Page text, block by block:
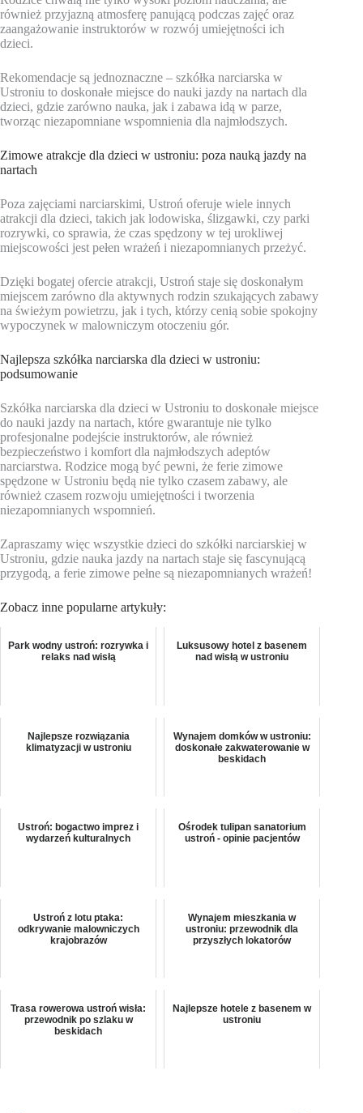
również przyjazną atmosferę panującą podczas zajęć oraz
zaangażowanie instruktorów w rozwój umiejętności ich
dzieci.
Rekomendacje są jednoznaczne – szkółka narciarska w
Ustroniu to doskonałe miejsce do nauki jazdy na nartach dla
dzieci, gdzie zarówno nauka, jak i zabawa idą w parze,
tworząc niezapomniane wspomnienia dla najmłodszych.
Zimowe atrakcje dla dzieci w ustroniu: poza nauką jazdy na
nartach
Poza zajęciami narciarskimi, Ustroń oferuje wiele innych
atrakcji dla dzieci, takich jak lodowiska, ślizgawki, czy parki
rozrywki, co sprawia, że czas spędzony w tej urokliwej
miejscowości jest pełen wrażeń i niezapomnianych przeżyć.
Dzięki bogatej ofercie atrakcji, Ustroń staje się doskonałym
miejscem zarówno dla aktywnych rodzin szukających zabawy
na świeżym powietrzu, jak i tych, którzy cenią sobie spokojny
wypoczynek w malowniczym otoczeniu gór.
Najlepsza szkółka narciarska dla dzieci w ustroniu:
podsumowanie
Szkółka narciarska dla dzieci w Ustroniu to doskonałe miejsce
do nauki jazdy na nartach, które gwarantuje nie tylko
profesjonalne podejście instruktorów, ale również
bezpieczeństwo i komfort dla najmłodszych adeptów
narciarstwa. Rodzice mogą być pewni, że ferie zimowe
spędzone w Ustroniu będą nie tylko czasem zabawy, ale
również czasem rozwoju umiejętności i tworzenia
niezapomnianych wspomnień.
Zapraszamy więc wszystkie dzieci do szkółki narciarskiej w
Ustroniu, gdzie nauka jazdy na nartach staje się fascynującą
przygodą, a ferie zimowe pełne są niezapomnianych wrażeń!
Zobacz inne popularne artykuły:
Park wodny ustroń: rozrywka i
relaks nad wisłą
Luksusowy hotel z basenem
nad wisłą w ustroniu
Najlepsze rozwiązania
klimatyzacji w ustroniu
Wynajem domków w ustroniu:
doskonałe zakwaterowanie w
beskidach
Ustroń: bogactwo imprez i
wydarzeń kulturalnych
Ośrodek tulipan sanatorium
ustroń - opinie pacjentów
Ustroń z lotu ptaka:
odkrywanie malowniczych
krajobrazów
Wynajem mieszkania w
ustroniu: przewodnik dla
przyszłych lokatorów
Trasa rowerowa ustroń wisła:
przewodnik po szlaku w
beskidach
Najlepsze hotele z basenem w
ustroniu